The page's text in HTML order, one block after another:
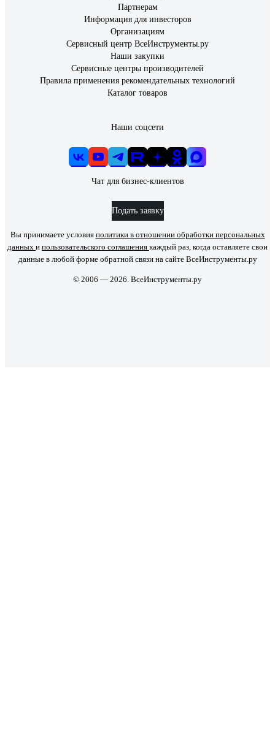
Партнерам
Информация для инвесторов
Организациям
Сервисный центр ВсеИнструменты.ру
Наши закупки
Сервисные центры производителей
Правила применения рекомендательных технологий
Каталог товаров
Наши соцсети
Чат для бизнес-клиентов
Подать заявку
Вы принимаете условия политики в отношении обработки персональных
данных и пользовательского соглашения каждый раз, когда оставляете свои
данные в любой форме обратной связи на сайте ВсеИнструменты.ру
© 2006 — 2026. ВсеИнструменты.ру